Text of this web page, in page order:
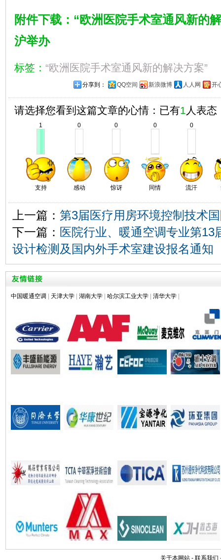
附件下载：“欧洲医院手术室通风新的
沪举办
标签： “欧洲医院手术室通风新的解决方案”
分享到： QQ空间 新浪微博 人人网 开
请选择您看到这篇文章的心情：已有1 人表态
1
支持
0
感动
0
惊讶
0
同情
0
流汗
上一篇： 第3届医疗用房环境控制技术
下一篇： 医院行业、暖通空调专业第13
设计检测及国内外手术室建设报名通知
中国暖通空调 天津大学 湖南大学 哈尔滨工业大学 清华大学
关于本网站 - 联系我们